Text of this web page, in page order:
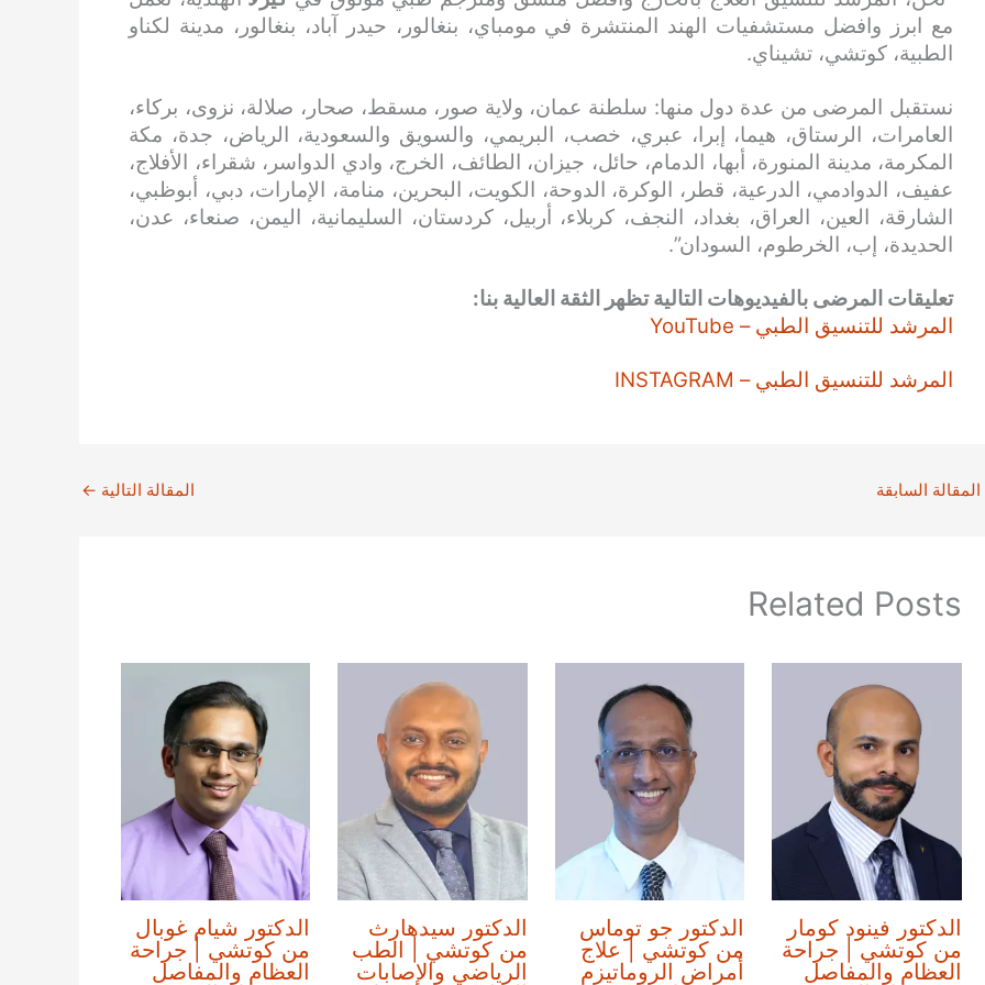
مع ابرز وافضل مستشفيات الهند المنتشرة في مومباي، بنغالور، حيدر آباد، بنغالور، مدينة لكناو
الطبية، كوتشي، تشيناي.
نستقبل المرضى من عدة دول منها: سلطنة عمان، ولاية صور، مسقط، صحار، صلالة، نزوى، بركاء،
العامرات، الرستاق، هيما، إبرا، عبري، خصب، البريمي، والسويق والسعودية، الرياض، جدة، مكة
المكرمة، مدينة المنورة، أبها، الدمام، حائل، جيزان، الطائف، الخرج، وادي الدواسر، شقراء، الأفلاج،
عفيف، الدوادمي، الدرعية، قطر، الوكرة، الدوحة، الكويت، البحرين، منامة، الإمارات، دبي، أبوظبي،
الشارقة، العين، العراق، بغداد، النجف، كربلاء، أربيل، كردستان، السليمانية، اليمن، صنعاء، عدن،
الحديدة، إب، الخرطوم، السودان”.
تعليقات المرضى بالفيديوهات التالية تظهر الثقة العالية بنا:
المرشد للتنسيق الطبي – YouTube
المرشد للتنسيق الطبي – INSTAGRAM
المقالة السابقة المقالة التالية ←
Related Posts
الدكتور فينود كومار
من كوتشي | جراحة
العظام والمفاصل
الدكتور جو توماس
من كوتشي | علاج
أمراض الروماتيزم
الدكتور سيدهارث
من كوتشي | الطب
الرياضي والإصابات
الدكتور شيام غوبال
من كوتشي | جراحة
العظام والمفاصل